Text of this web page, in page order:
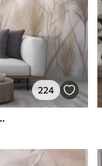
224
weichen, hellen Hintergrund